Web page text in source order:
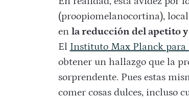
(proopiomelanocortina),
en la reducción del apetito
El Instituto Max Planck para
obtener un hallazgo que la
sorprendente. Pues estas
comer cosas dulces, incluso